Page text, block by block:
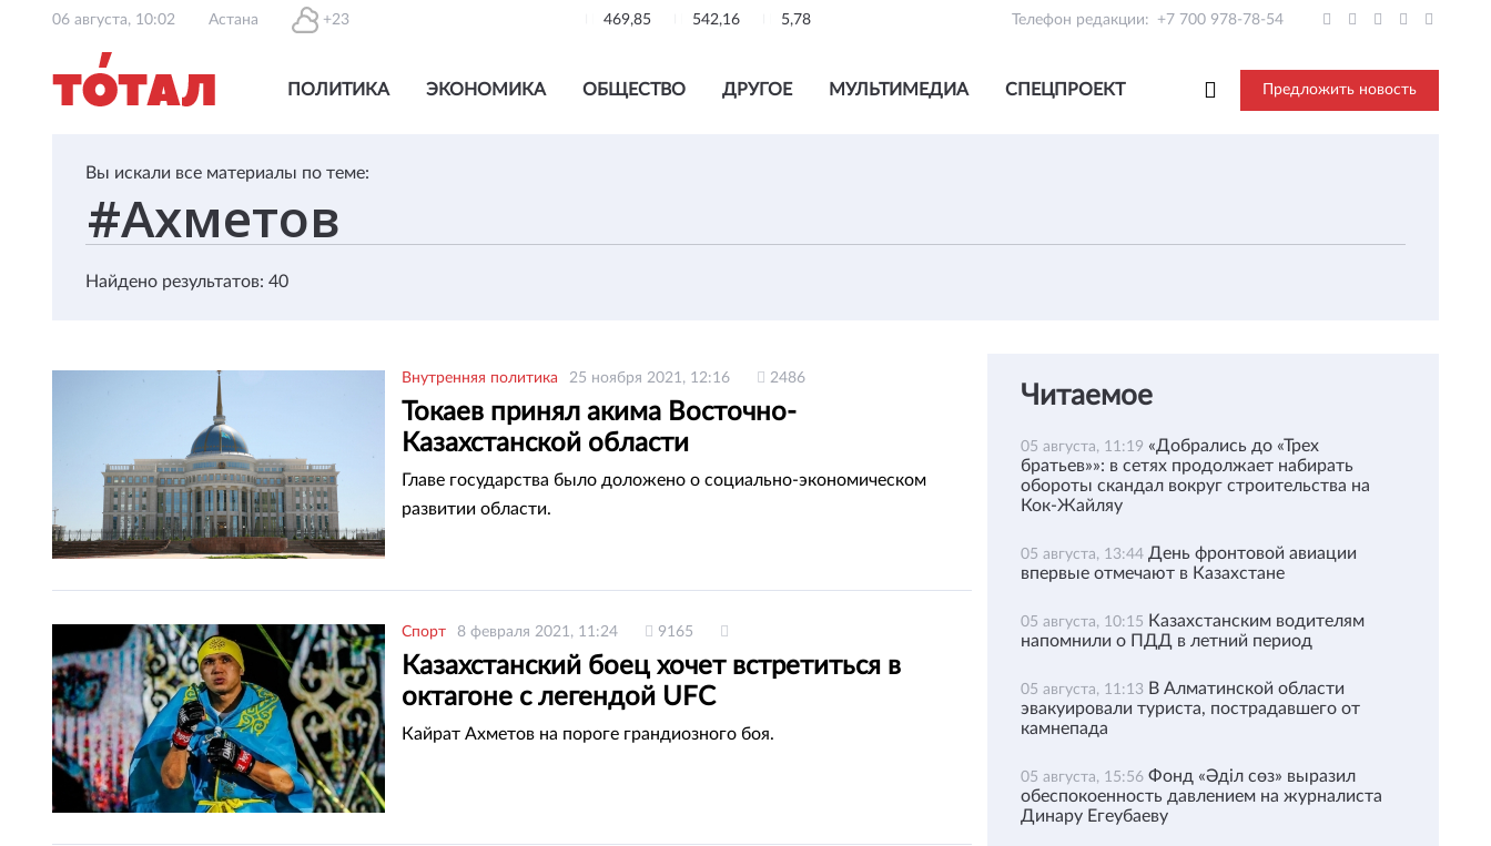
06 августа, 10:02 Астана +23 469,85 542,16 5,78 Телефон редакции: +7 700 978-78-54
ПОЛИТИКА ЭКОНОМИКА ОБЩЕСТВО ДРУГОЕ МУЛЬТИМЕДИА СПЕЦПРОЕКТ Предложить новость
Вы искали все материалы по теме:
Найдено результатов: 40
Внутренняя политика 25 ноября 2021, 12:16 2486
Токаев принял акима Восточно-
Казахстанской области
Главе государства было доложено о социально-экономическом
развитии области.
Спорт 8 февраля 2021, 11:24 9165
Казахстанский боец хочет встретиться в
октагоне с легендой UFC
Кайрат Ахметов на пороге грандиозного боя.
Читаемое
05 августа, 11:19 «Добрались до «Трех
братьев»»: в сетях продолжает набирать
обороты скандал вокруг строительства на
Кок-Жайляу
05 августа, 13:44 День фронтовой авиации
впервые отмечают в Казахстане
05 августа, 10:15 Казахстанским водителям
напомнили о ПДД в летний период
05 августа, 11:13 В Алматинской области
эвакуировали туриста, пострадавшего от
камнепада
05 августа, 15:56 Фонд «Әділ сөз» выразил
обеспокоенность давлением на журналиста
Динару Егеубаеву